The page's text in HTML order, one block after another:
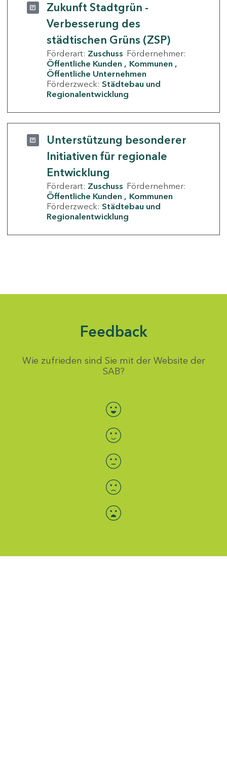
Zukunft Stadtgrün -
Verbesserung des
städtischen Grüns (ZSP)
Förderart: Zuschuss Fördernehmer:
Öffentliche Kunden
Kommunen
Öffentliche Unternehmen
Förderzweck: Städtebau und
Regionalentwicklung
Unterstützung besonderer
Initiativen für regionale
Entwicklung
Förderart: Zuschuss Fördernehmer:
Öffentliche Kunden
Kommunen
Förderzweck: Städtebau und
Regionalentwicklung
Feedback
Wie zufrieden sind Sie mit der Website der
SAB?
Bewertung auswählen